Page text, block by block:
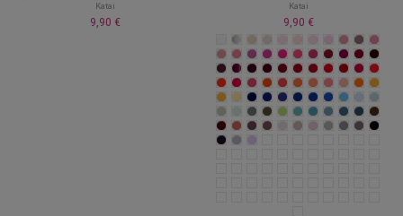
Katai
9,90 €
Katai
9,90 €